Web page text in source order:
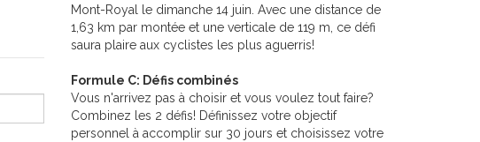
Mont-Royal le dimanche 14 juin. Avec une distance de
1,63 km par montée et une verticale de 119 m, ce défi
saura plaire aux cyclistes les plus aguerris!
Formule C: Défis combinés
Vous n'arrivez pas à choisir et vous voulez tout faire?
Combinez les 2 défis! Définissez votre objectif
personnel à accomplir sur 30 jours et choisissez votre